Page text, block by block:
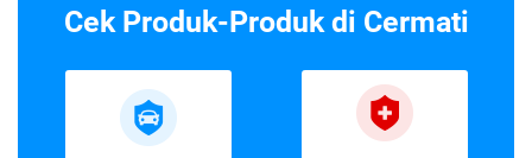
Cek Produk-Produk di Cermati